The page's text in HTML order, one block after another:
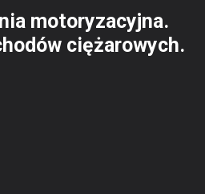
motoryzacyjna.
ciężarowych.